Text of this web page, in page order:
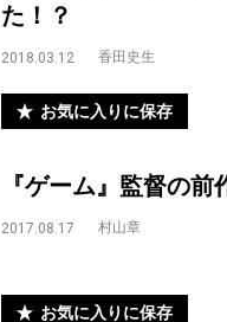
た！？
2018.03.12 香田史生
お気に入りに保存
『ゲーム』監督の
2017.08.17 村山章
お気に入りに保存